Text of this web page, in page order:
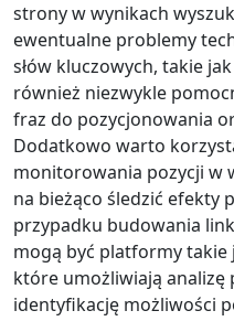
strony w wynikach
ewentualne problemy
słów kluczowych, takie
również niezwykle
fraz do pozycjonowania
Dodatkowo warto
monitorowania pozycji w
na bieżąco śledzić efekty
przypadku budowania
mogą być platformy takie
które umożliwiają
identyfikację możliwości